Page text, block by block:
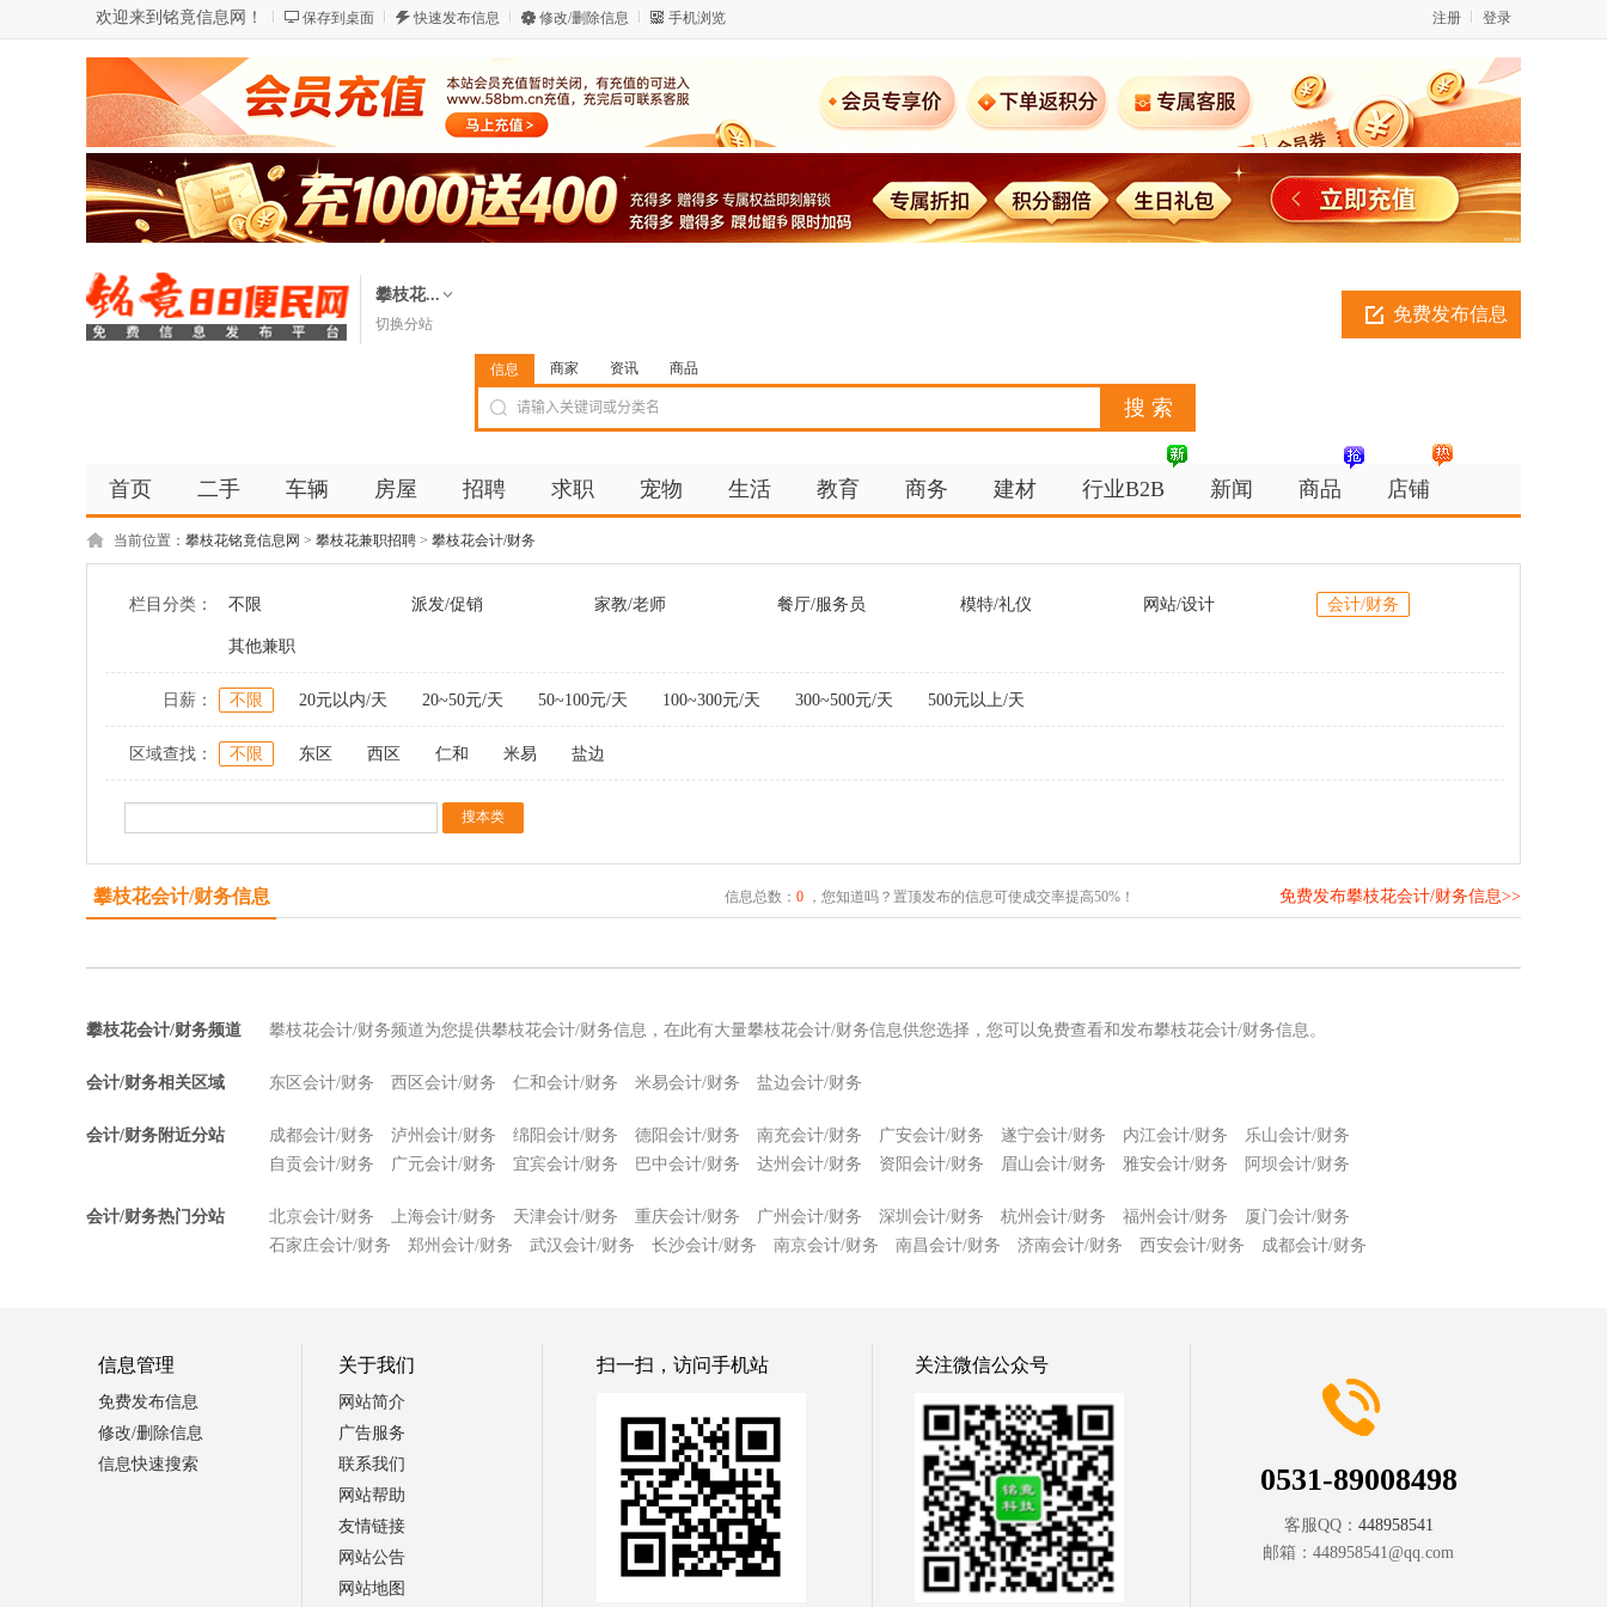
欢迎来到铭竟信息网！ 保存到桌面 快速发布信息 修改/删除信息 手机浏览 登录
注册
攀枝花...
切换分站 免费发布信息
信息 商家 资讯 商品
首页 二手 车辆 房屋 招聘 求职 宠物 生活 教育 商务 建材 行业B2B 新闻 商品 店铺
当前位置： 攀枝花铭竟信息网 > 攀枝花兼职招聘 > 攀枝花会计/财务
栏目分类： 不限 派发/促销 家教/老师 餐厅/服务员 模特/礼仪 网站/设计 会计/财务
其他兼职
日薪： 不限 20元以内/天 20~50元/天 50~100元/天 100~300元/天 300~500元/天 500元以上/天
区域查找： 不限 东区 西区 仁和 米易 盐边
攀枝花会计/财务信息 信息总数： 0，您知道吗？置顶发布的信息可使成交率提高50%！ 免费发布攀枝花会计/财务信息>>
攀枝花会计/财务频道 攀枝花会计/财务频道为您提供攀枝花会计/财务信息，在此有大量攀枝花会计/财务信息供您选择，您可以免费查看和发布攀枝花会计/财务信息。
会计/财务相关区域 东区会计/财务 西区会计/财务 仁和会计/财务 米易会计/财务 盐边会计/财务
会计/财务附近分站 成都会计/财务 泸州会计/财务 绵阳会计/财务 德阳会计/财务 南充会计/财务 广安会计/财务 遂宁会计/财务 内江会计/财务
乐山会计/财务
自贡会计/财务
广元会计/财务 宜宾会计/财务 巴中会计/财务 达州会计/财务 资阳会计/财务 眉山会计/财务 雅安会计/财务 阿坝会计/财务
会计/财务热门分站 北京会计/财务 上海会计/财务 天津会计/财务 重庆会计/财务 广州会计/财务 深圳会计/财务 杭州会计/财务 福州会计/财务
厦门会计/财务
石家庄会计/财务
郑州会计/财务 武汉会计/财务 长沙会计/财务 南京会计/财务 南昌会计/财务 济南会计/财务 西安会计/财务 成都会计/财务
信息管理
免费发布信息
修改/删除信息
信息快速搜索
关于我们
网站简介
广告服务
联系我们
网站帮助
友情链接
网站公告
网站地图
扫一扫，访问手机站 关注微信公众号
0531-89008498
客服QQ： 448958541
邮箱： 448958541@qq.com